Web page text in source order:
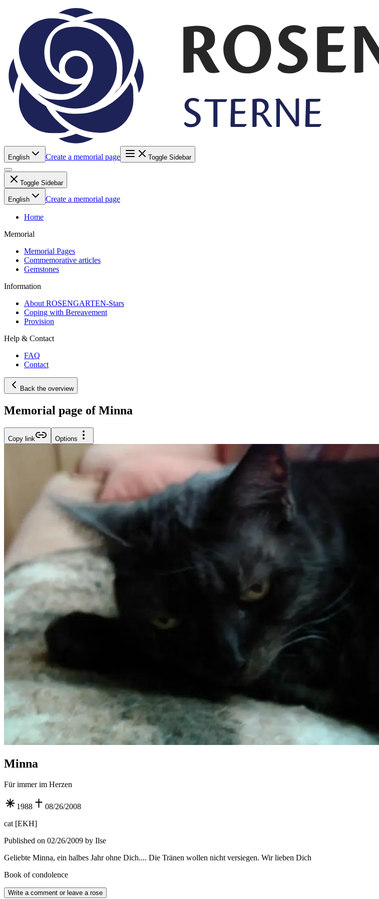
English Create a memorial page Toggle Sidebar
Toggle Sidebar
English Create a memorial page
Home
Memorial
Memorial Pages
Commemorative articles
Gemstones
Information
About ROSENGARTEN-Stars
Coping with Bereavement
Provision
Help & Contact
FAQ
Contact
Back the overview
Memorial page of Minna
Copy link Options
Minna
Für immer im Herzen
1988
08/26/2008
cat[EKH]
Published on 02/26/2009 by Ilse
Geliebte Minna, ein halbes Jahr ohne Dich.... Die Tränen wollen nicht versiegen. Wir lieben Dich
Book of condolence
Write a comment or leave a rose